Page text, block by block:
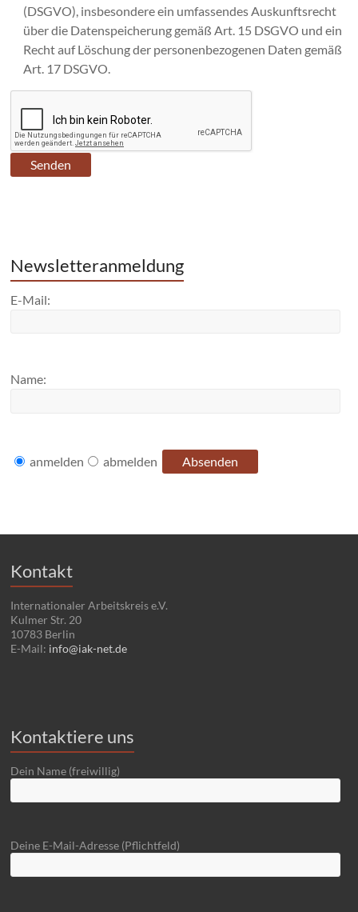
(DSGVO), insbesondere ein umfassendes Auskunftsrecht
über die Datenspeicherung gemäß Art. 15 DSGVO und ein
Recht auf Löschung der personenbezogenen Daten gemäß
Art. 17 DSGVO.
Newsletteranmeldung
E-Mail:
Name:
anmelden abmelden
Kontakt
Internationaler Arbeitskreis e.V.
Kulmer Str. 20
10783 Berlin
E-Mail: info@iak-net.de
Kontaktiere uns
Dein Name (freiwillig)
Deine E-Mail-Adresse (Pflichtfeld)